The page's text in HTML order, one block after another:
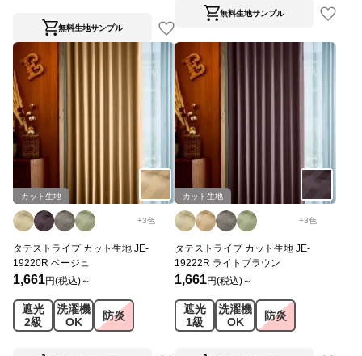
無料生地サンプル
無料生地サンプル
カット生地
+3色
タテストライプ カット生地 JE-
19220R ベージュ
1,661円(税込)～
遮光
2級
洗濯機
OK
防炎
カット生地
+3色
タテストライプ カット生地 JE-
19222R ライトブラウン
1,661円(税込)～
遮光
1級
洗濯機
OK
防炎